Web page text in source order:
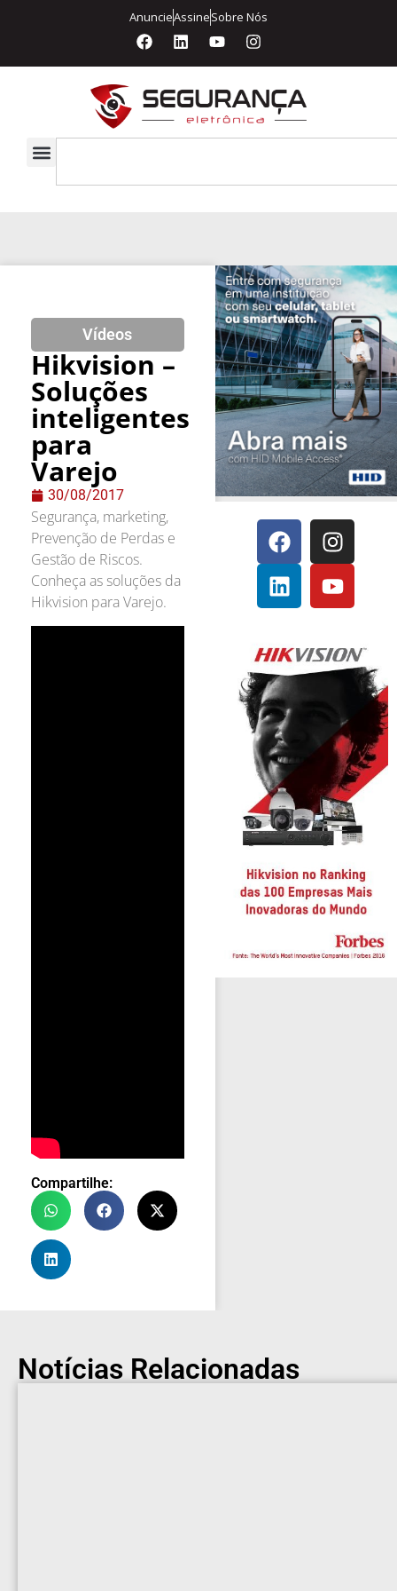
AnuncieAssineSobre Nós
Vídeos
Hikvision –
Soluções
inteligentes
para
Varejo
30/08/2017
Segurança, marketing,
Prevenção de Perdas e
Gestão de Riscos.
Conheça as soluções da
Hikvision para Varejo.
Compartilhe:
Notícias Relacionadas